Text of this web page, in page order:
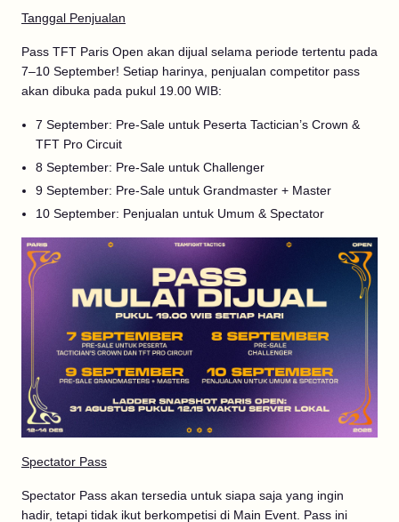
Tanggal Penjualan
Pass TFT Paris Open akan dijual selama periode tertentu pada
7–10 September! Setiap harinya, penjualan competitor pass
akan dibuka pada pukul 19.00 WIB:
7 September: Pre-Sale untuk Peserta Tactician’s Crown &
TFT Pro Circuit
8 September: Pre-Sale untuk Challenger
9 September: Pre-Sale untuk Grandmaster + Master
10 September: Penjualan untuk Umum & Spectator
Spectator Pass
Spectator Pass akan tersedia untuk siapa saja yang ingin
hadir, tetapi tidak ikut berkompetisi di Main Event. Pass ini